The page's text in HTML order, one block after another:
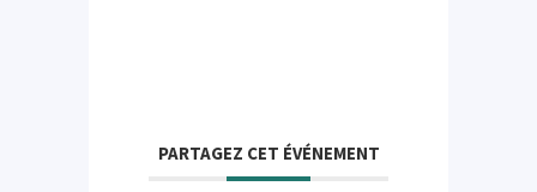
PARTAGEZ CET ÉVÉNEMENT